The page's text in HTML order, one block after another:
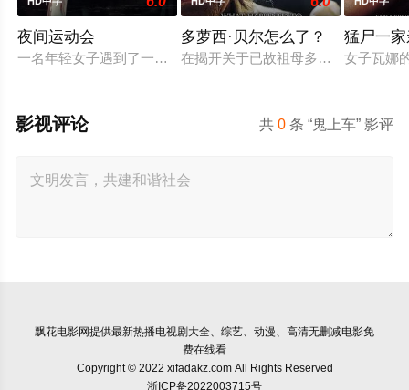
夜间运动会
一名年轻女子遇到了一位在网上认识的富有男友。她很快发现
多萝西·贝尔怎么了？
在揭开关于已故祖母多萝西·贝尔的
猛尸一
女子瓦娜
共0 条 “鬼上车” 影评
影视评论
飘花电影网提供最新热播电视剧大全、综艺、动漫、高清无删减电影免
费在线看
Copyright © 2022 xifadakz.com All Rights Reserved
浙ICP备2022003715号